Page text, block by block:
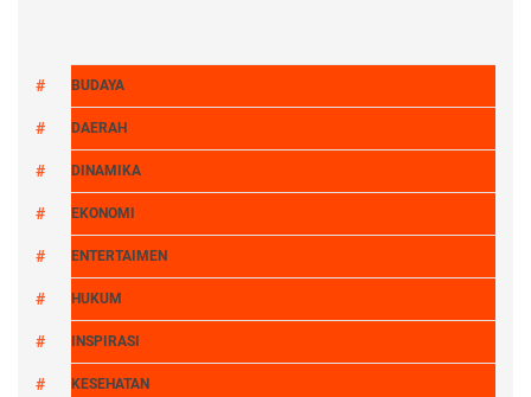
BUDAYA
DAERAH
DINAMIKA
EKONOMI
ENTERTAIMEN
HUKUM
INSPIRASI
KESEHATAN